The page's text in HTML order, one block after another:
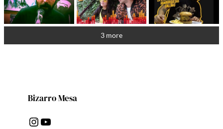
3 more
Bizarro Mesa
Instagram YouTube